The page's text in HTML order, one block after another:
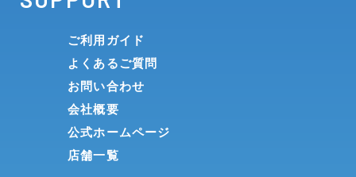
ご利用ガイド
よくあるご質問
お問い合わせ
会社概要
公式ホームページ
店舗一覧